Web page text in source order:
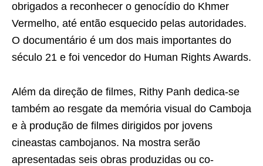
obrigados a reconhecer o genocídio do Khmer
Vermelho, até então esquecido pelas autoridades.
O documentário é um dos mais importantes do
século 21 e foi vencedor do Human Rights Awards.
Além da direção de filmes, Rithy Panh dedica-se
também ao resgate da memória visual do Camboja
e à produção de filmes dirigidos por jovens
cineastas cambojanos. Na mostra serão
apresentadas seis obras produzidas ou co-